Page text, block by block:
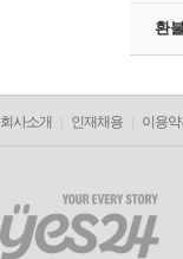
환
회사소개 인재채용 이용